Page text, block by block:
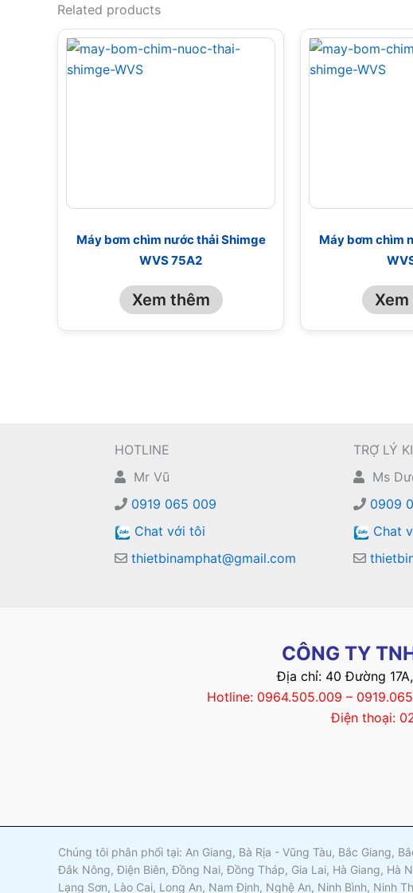
Related products
Máy bơm chìm nước thải Shimge
WVS 75A2
Xem thêm
Máy bơm chìm
HOTLINE
Mr Vũ
0919 065 009
Chat với tôi
thietbinamphat@gmail.com
TRỢ LÝ
Ms
0909
Chat
CÔNG TY
Địa chỉ: 40 Đường
Hotline: 0964.505.009 –
Điện thoại:
Chúng tôi phân phối tại: An Giang, Bà Rịa - Vũng Tàu, Bắc Giang,
Đắk Nông, Điện Biên, Đồng Nai, Đồng Tháp, Gia Lai, Hà Giang, Hà
Lạng Sơn, Lào Cai, Long An, Nam Định, Nghệ An, Ninh Bình, Ninh